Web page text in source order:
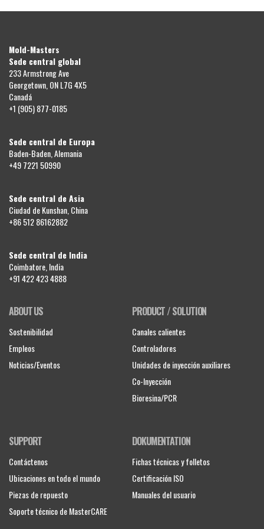
Mold-Masters
Sede central global
233 Armstrong Ave
Georgetown, ON L7G 4X5
Canadá
+1 (905) 877-0185
Sede central de Europa
Baden-Baden, Alemania
+49 7221 50990
Sede central de Asia
Ciudad de Kunshan, China
+86 512 86162882
Sede central de India
Coimbatore, India
+91 422 423 4888
ABOUT US
Sostenibilidad
Empleos
Noticias/Eventos
SUPPORT
Contáctenos
Ubicaciones en todo el mundo
Piezas de repuesto
Soporte técnico de MasterCARE
PRODUCT / SOLUTION
Canales calientes
Controladores
Unidades de inyección auxiliares
Co-Inyección
Bioresina/PCR
DOKUMENTATION
Fichas técnicas y folletos
Certificación ISO
Manuales del usuario